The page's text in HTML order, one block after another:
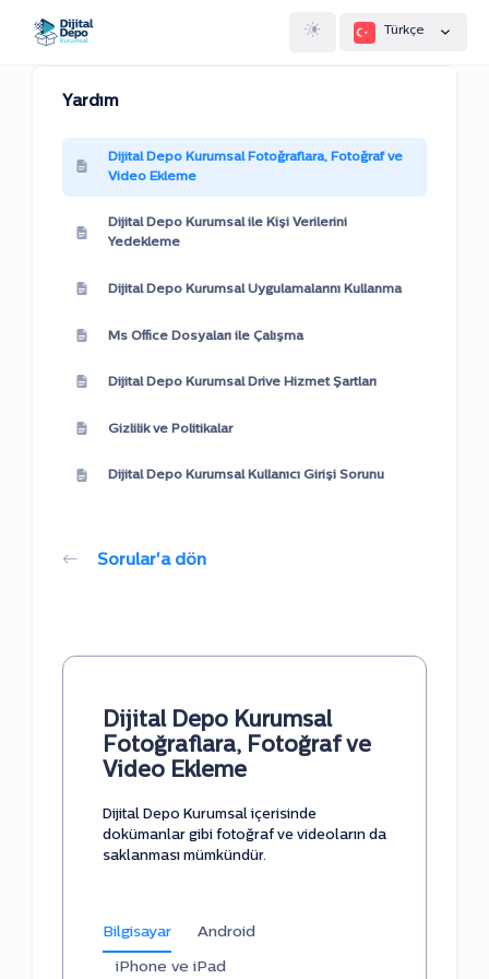
Türkçe
Yardım
Dijital Depo Kurumsal Fotoğraflara, Fotoğraf ve
Video Ekleme
Dijital Depo Kurumsal ile Kişi Verilerini
Yedekleme
Dijital Depo Kurumsal Uygulamalarını Kullanma
Ms Office Dosyaları ile Çalışma
Dijital Depo Kurumsal Drive Hizmet Şartları
Gizlilik ve Politikalar
Dijital Depo Kurumsal Kullanıcı Girişi Sorunu
Sorular'a dön
Dijital Depo Kurumsal
Fotoğraflara, Fotoğraf ve
Video Ekleme
Dijital Depo Kurumsal içerisinde
dokümanlar gibi fotoğraf ve videoların da
saklanması mümkündür.
Bilgisayar Android
iPhone ve iPad